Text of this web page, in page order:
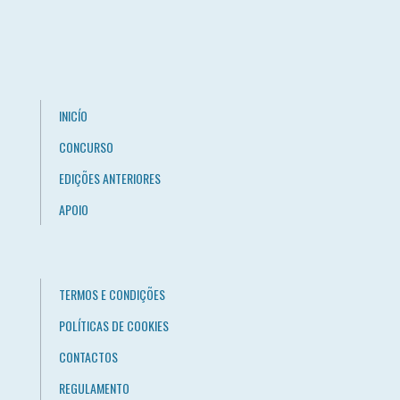
INICÍO
CONCURSO
EDIÇÕES ANTERIORES
APOIO
TERMOS E CONDIÇÕES
POLÍTICAS DE COOKIES
CONTACTOS
REGULAMENTO